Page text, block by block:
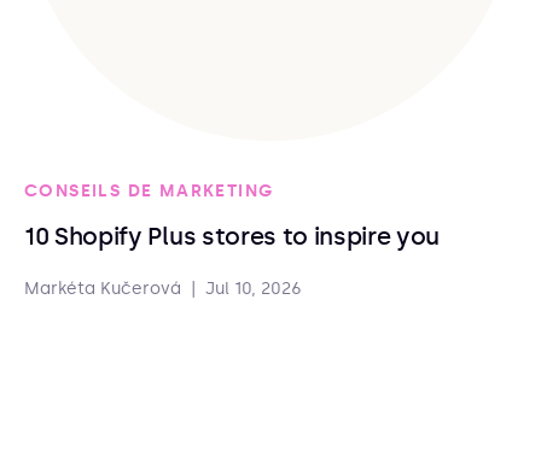
CONSEILS DE MARKETING
10 Shopify Plus stores to inspire you
Markéta Kučerová Jul 10, 2026